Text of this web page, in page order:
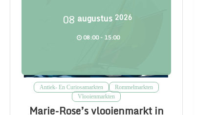
08 augustus 2026
08:00 - 15:00
Antiek- En Curiosamarkten
Rommelmarkten
Vlooienmarkten
Marie-Rose’s vlooienmarkt in